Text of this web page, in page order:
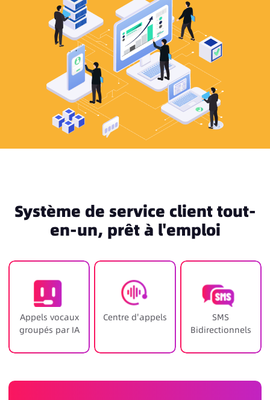
Système de service client tout-
en-un, prêt à l'emploi
Appels vocaux
groupés par IA
Centre d'appels
SMS
Bidirectionnels